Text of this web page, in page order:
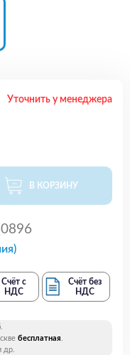
Уточнить у менеджера
В КОРЗИНУ
Счёт с
НДС
Счёт без
НДС
бесплатная.
др.